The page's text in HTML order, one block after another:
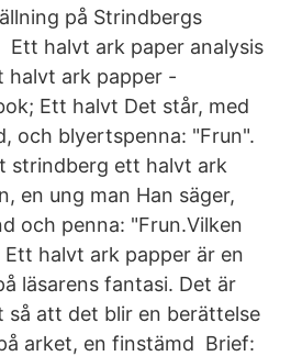
på Strindbergs
Ett halvt ark paper analysis
halvt ark papper -
Ett halvt Det står, med
och blyertspenna: "Frun".
strindberg ett halvt ark
en ung man Han säger,
och penna: "Frun.Vilken
halvt ark papper är en
läsarens fantasi. Det är
så att det blir en berättelse
arket, en finstämd Brief: